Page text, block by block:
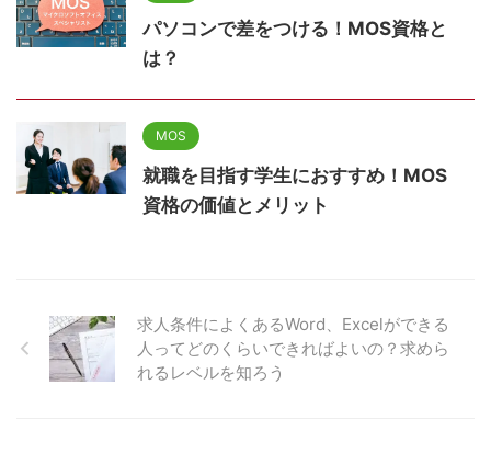
パソコンで差をつける！MOS資格と
は？
MOS
就職を目指す学生におすすめ！MOS
資格の価値とメリット
求人条件によくあるWord、Excelができる
人ってどのくらいできればよいの？求めら
れるレベルを知ろう